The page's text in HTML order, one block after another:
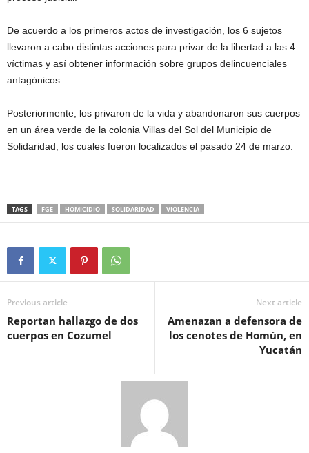
De acuerdo a los primeros actos de investigación, los 6 sujetos
llevaron a cabo distintas acciones para privar de la libertad a las 4
víctimas y así obtener información sobre grupos delincuenciales
antagónicos.
Posteriormente, los privaron de la vida y abandonaron sus cuerpos
en un área verde de la colonia Villas del Sol del Municipio de
Solidaridad, los cuales fueron localizados el pasado 24 de marzo.
TAGS FGE HOMICIDIO SOLIDARIDAD VIOLENCIA
Previous article
Reportan hallazgo de dos
cuerpos en Cozumel
Next article
Amenazan a defensora de
los cenotes de Homún, en
Yucatán